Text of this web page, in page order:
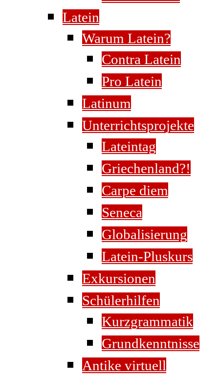
Latein
Warum Latein?
Contra Latein
Pro Latein
Latinum
Unterrichtsprojekte
Lateintag
Griechenland?!
Carpe diem
Seneca
Globalisierung
Latein-Pluskurs
Exkursionen
Schülerhilfen
Kurzgrammatik
Grundkenntnisse
Antike virtuell